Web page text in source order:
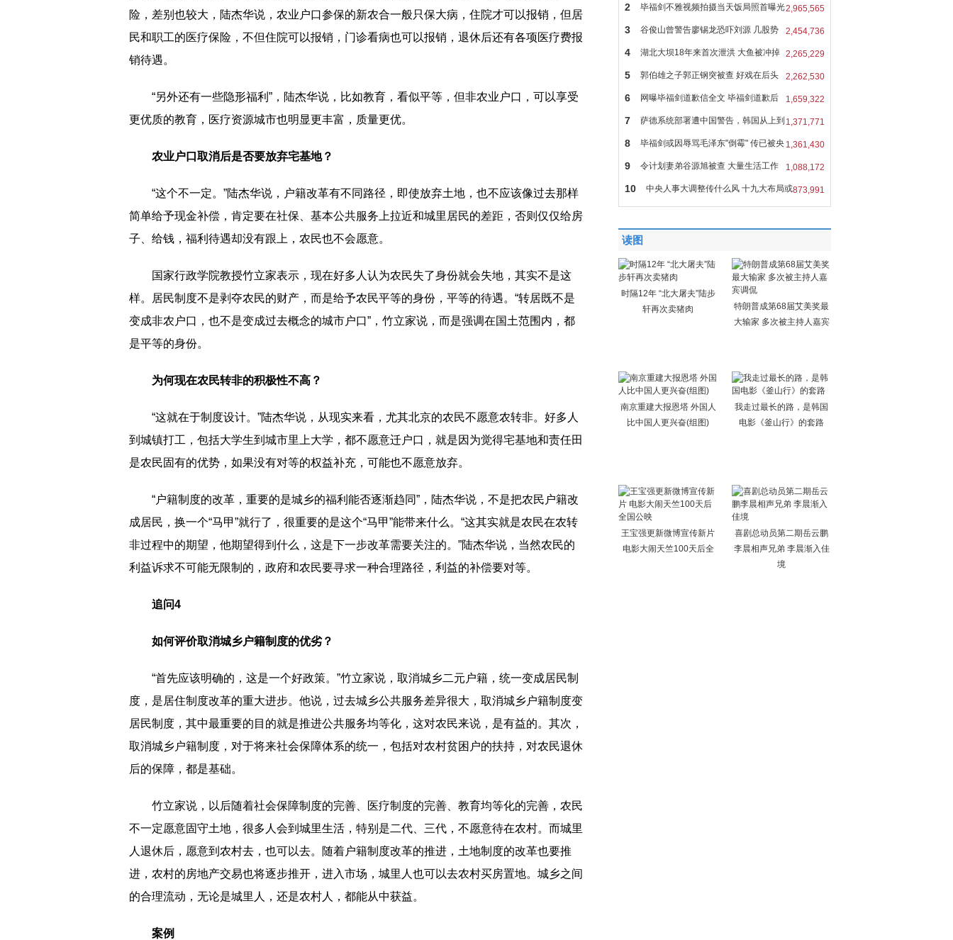
险，差别也较大，陆杰华说，农业户口参保的新农合一般只保大病，住院才可以报销，但居
民和职工的医疗保险，不但住院可以报销，门诊看病也可以报销，退休后还有各项医疗费报
销待遇。
“另外还有一些隐形福利”，陆杰华说，比如教育，看似平等，但非农业户口，可以享受
更优质的教育，医疗资源城市也明显更丰富，质量更优。
农业户口取消后是否要放弃宅基地？
“这个不一定。”陆杰华说，户籍改革有不同路径，即使放弃土地，也不应该像过去那样
简单给予现金补偿，肯定要在社保、基本公共服务上拉近和城里居民的差距，否则仅仅给房
子、给钱，福利待遇却没有跟上，农民也不会愿意。
国家行政学院教授竹立家表示，现在好多人认为农民失了身份就会失地，其实不是这
样。居民制度不是剥夺农民的财产，而是给予农民平等的身份，平等的待遇。“转居既不是
变成非农户口，也不是变成过去概念的城市户口”，竹立家说，而是强调在国土范围内，都
是平等的身份。
为何现在农民转非的积极性不高？
“这就在于制度设计。”陆杰华说，从现实来看，尤其北京的农民不愿意农转非。好多人
到城镇打工，包括大学生到城市里上大学，都不愿意迁户口，就是因为觉得宅基地和责任田
是农民固有的优势，如果没有对等的权益补充，可能也不愿意放弃。
“户籍制度的改革，重要的是城乡的福利能否逐渐趋同”，陆杰华说，不是把农民户籍改
成居民，换一个“马甲”就行了，很重要的是这个“马甲”能带来什么。“这其实就是农民在农转
非过程中的期望，他期望得到什么，这是下一步改革需要关注的。”陆杰华说，当然农民的
利益诉求不可能无限制的，政府和农民要寻求一种合理路径，利益的补偿要对等。
追问4
如何评价取消城乡户籍制度的优劣？
“首先应该明确的，这是一个好政策。”竹立家说，取消城乡二元户籍，统一变成居民制
度，是居住制度改革的重大进步。他说，过去城乡公共服务差异很大，取消城乡户籍制度变
居民制度，其中最重要的目的就是推进公共服务均等化，这对农民来说，是有益的。其次，
取消城乡户籍制度，对于将来社会保障体系的统一，包括对农村贫困户的扶持，对农民退休
后的保障，都是基础。
竹立家说，以后随着社会保障制度的完善、医疗制度的完善、教育均等化的完善，农民
不一定愿意固守土地，很多人会到城里生活，特别是二代、三代，不愿意待在农村。而城里
人退休后，愿意到农村去，也可以去。随着户籍制度改革的推进，土地制度的改革也要推
进，农村的房地产交易也将逐步推开，进入市场，城里人也可以去农村买房置地。城乡之间
的合理流动，无论是城里人，还是农村人，都能从中获益。
案例
多 2,965,565
2 毕福剑不雅视频拍摄当天饭局照首曝光
2,454,736
3 谷俊山曾警告廖锡龙恐吓刘源 几股势
力 2,265,229
4 湖北大坝18年来首次泄洪 大鱼被冲掉
头 2,262,530
5 郭伯雄之子郭正钢突被查 好戏在后头
或 1,659,322
6 网曝毕福剑道歉信全文 毕福剑道歉后
会 1,371,771
7 萨德系统部署遭中国警告，韩国从上到
下 1,361,430
8 毕福剑或因辱骂毛泽东"倒霉" 传已被央
1,088,172
9 令计划妻弟谷源旭被查 大量生活工作
照 873,991
10 中央人事大调整传什么风 十九大布局或
读图
时隔12年 “北大屠夫”陆步
轩再次卖猪肉
特朗普成第68届艾美奖最
大输家 多次被主持人嘉宾
南京重建大报恩塔 外国人
比中国人更兴奋(组图)
我走过最长的路，是韩国
电影《釜山行》的套路
王宝强更新微博宣传新片
电影大闹天竺100天后全
喜剧总动员第二期岳云鹏
李晨相声兄弟 李晨渐入佳
境